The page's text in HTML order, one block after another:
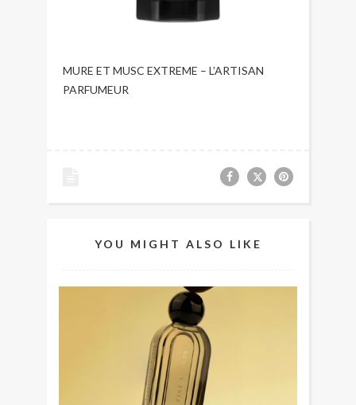
MURE ET MUSC EXTREME – L’ARTISAN
PARFUMEUR
YOU MIGHT ALSO LIKE